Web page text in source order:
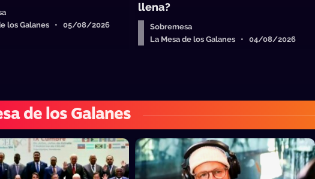
los Galanes • 05/08/2026
llena?
Sobremesa
La Mesa de los Galanes • 04/08/2026
de los Galanes